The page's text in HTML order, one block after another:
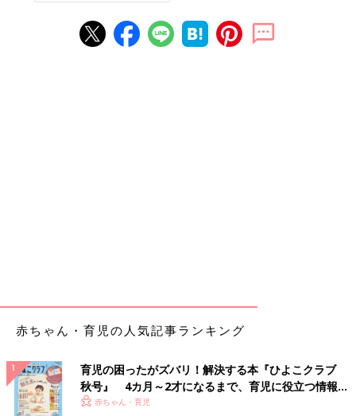
赤ちゃん・育児の人気記事ランキング
育児の困ったがズバリ！解決する本『ひよこクラブ
秋号』 4カ月～2才になるまで、育児に役立つ情報が
いっぱい！
赤ちゃん・育児